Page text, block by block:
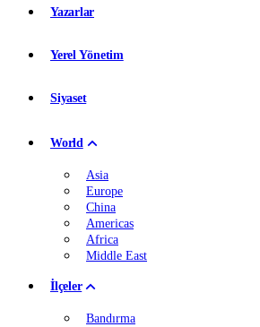
Yazarlar
Yerel Yönetim
Siyaset
World
Asia
Europe
China
Americas
Africa
Middle East
İlçeler
Bandırma